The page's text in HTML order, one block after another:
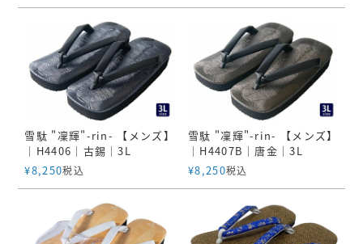
雪駄 "凜輝"-rin- 【メンズ】
｜H4406｜古錫｜3L
¥8,250税込
雪駄 "凜輝"-rin- 【メンズ】
｜H4407B｜唐金｜3L
¥8,250税込